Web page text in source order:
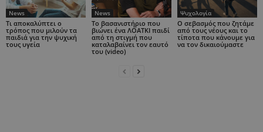
News
Τι αποκαλύπτει ο
τρόπος που μιλούν τα
παιδιά για την ψυχική
τους υγεία
News
Το βασανιστήριο που
βιώνει ένα ΛΟΑΤΚΙ παιδί
από τη στιγμή που
καταλαβαίνει τον εαυτό
του (video)
Ψυχολογία
Ο σεβασμός που ζητάμε
από τους νέους και το
τίποτα που κάνουμε για
να τον δικαιούμαστε